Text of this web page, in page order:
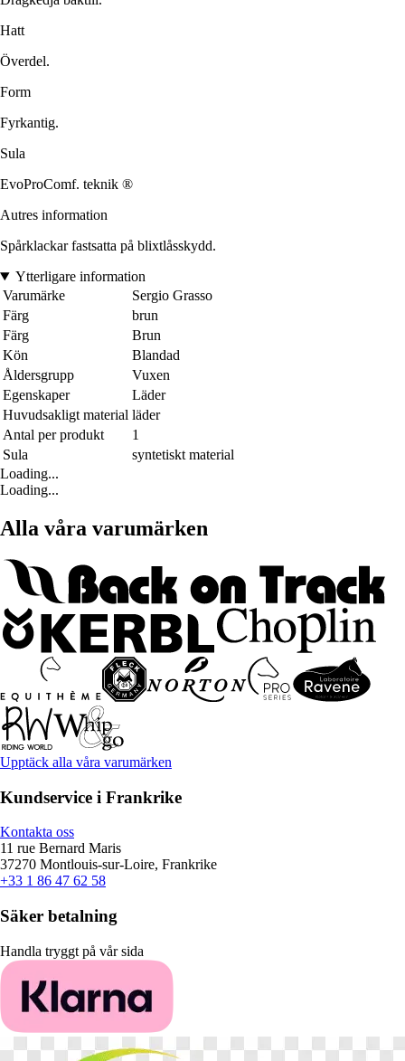
Hatt
Överdel.
Form
Fyrkantig.
Sula
EvoProComf. teknik ®
Autres information
Spårklackar fastsatta på blixtlåsskydd.
Ytterligare information
Varumärke
Sergio Grasso
Färg
brun
Färg
Brun
Kön
Blandad
Åldersgrupp
Vuxen
Egenskaper
Läder
Huvudsakligt material läder
Antal per produkt
1
Sula
syntetiskt material
Loading...
Loading...
Alla våra varumärken
Upptäck alla våra varumärken
Kundservice i Frankrike
Kontakta oss
11 rue Bernard Maris
37270 Montlouis-sur-Loire, Frankrike
+33 1 86 47 62 58
Säker betalning
Handla tryggt på vår sida